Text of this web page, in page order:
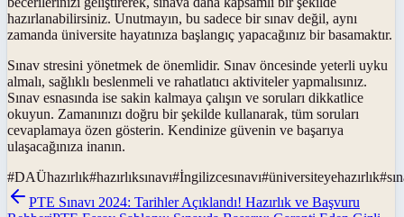
hazırlanabilirsiniz. Unutmayın, bu sadece bir sınav değil, aynı
zamanda üniversite hayatınıza başlangıç yapacağınız bir basamaktır.
Sınav stresini yönetmek de önemlidir. Sınav öncesinde yeterli uyku
almalı, sağlıklı beslenmeli ve rahatlatıcı aktiviteler yapmalısınız.
Sınav esnasında ise sakin kalmaya çalışın ve soruları dikkatlice
okuyun. Zamanınızı doğru bir şekilde kullanarak, tüm soruları
cevaplamaya özen gösterin. Kendinize güvenin ve başarıya
ulaşacağınıza inanın.
#DAÜhazırlık#hazırlıksınavı#İngilizcesınavı#üniversiteyehazırlık#
PTE Sınavı 2024: Tarihler Açıklandı! Hazırlık ve Başvuru